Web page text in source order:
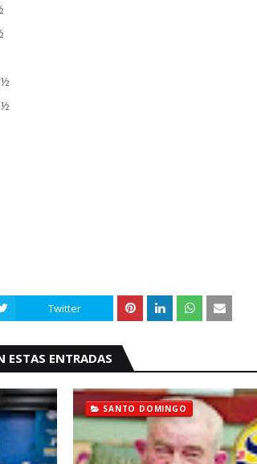
Twitter
ESTAS ENTRADAS
SANTO DOMINGO